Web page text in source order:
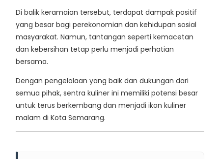
Di balik keramaian tersebut, terdapat dampak positif
yang besar bagi perekonomian dan kehidupan sosial
masyarakat. Namun, tantangan seperti kemacetan
dan kebersihan tetap perlu menjadi perhatian
bersama.
Dengan pengelolaan yang baik dan dukungan dari
semua pihak, sentra kuliner ini memiliki potensi besar
untuk terus berkembang dan menjadi ikon kuliner
malam di Kota Semarang.